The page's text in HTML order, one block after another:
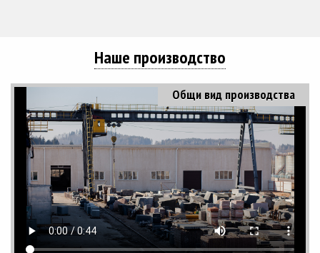
Наше производство
Общи вид производства